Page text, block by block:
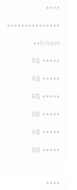
••••
•••••••••••••••
••h/sem
R$ •••••
R$ •••••
R$ •••••
R$ •••••
R$ •••••
R$ •••••
••••